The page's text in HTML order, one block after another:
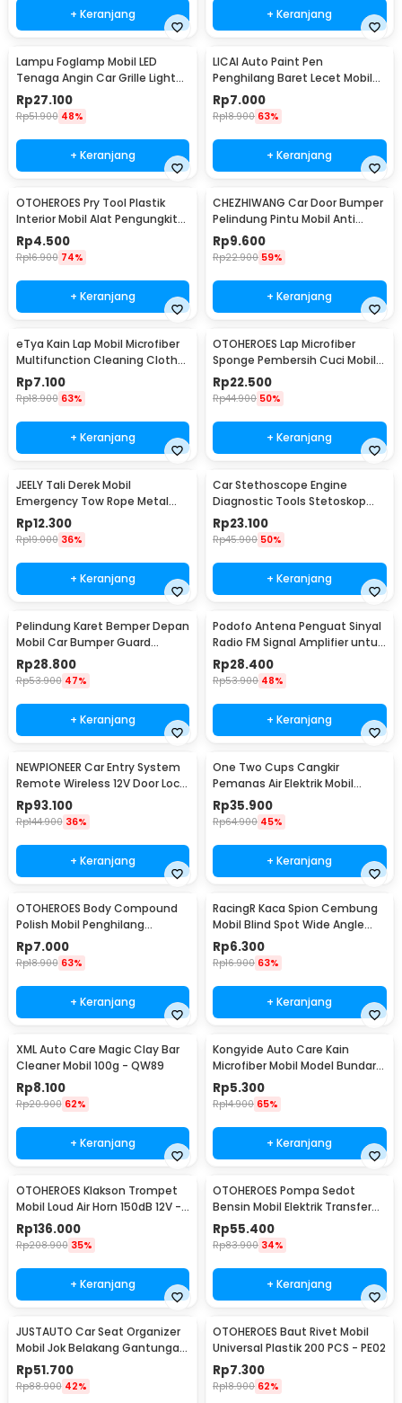
+ Keranjang + Keranjang
Lampu Foglamp Mobil LED
Tenaga Angin Car Grille Light
Wind Power 2 PCS - XY044
Rp27.100
Rp51.900 48%
+ Keranjang
LICAI Auto Paint Pen
Penghilang Baret Lecet Mobil
Scratch Removal 12ml
Rp7.000
Rp18.900 63%
+ Keranjang
OTOHEROES Pry Tool Plastik
Interior Mobil Alat Pengungkit
Set 4 PCS - AA16
Rp4.500
Rp16.900 74%
+ Keranjang
CHEZHIWANG Car Door Bumper
Pelindung Pintu Mobil Anti
Gores 8 PCS - HT-001
Rp9.600
Rp22.900 59%
+ Keranjang
eTya Kain Lap Mobil Microfiber
Multifunction Cleaning Cloth
30x39cm - H-10
Rp7.100
Rp18.900 63%
+ Keranjang
OTOHEROES Lap Microfiber
Sponge Pembersih Cuci Mobil
Motor - TP266
Rp22.500
Rp44.900 50%
+ Keranjang
JEELY Tali Derek Mobil
Emergency Tow Rope Metal
Buckle U-Type 2.7M - JL30
Rp12.300
Rp19.000 36%
+ Keranjang
Car Stethoscope Engine
Diagnostic Tools Stetoskop
Mesin Mobil - W80582
Rp23.100
Rp45.900 50%
+ Keranjang
Pelindung Karet Bemper Depan
Mobil Car Bumper Guard
57mm 2.5M
Rp28.800
Rp53.900 47%
+ Keranjang
Podofo Antena Penguat Sinyal
Radio FM Signal Amplifier untuk
Mobil - ANT-208
Rp28.400
Rp53.900 48%
+ Keranjang
NEWPIONEER Car Entry System
Remote Wireless 12V Door Lock
Mobil - CK18
Rp93.100
Rp144.900 36%
+ Keranjang
One Two Cups Cangkir
Pemanas Air Elektrik Mobil
Travel Mug 450ml - NJ88
Rp35.900
Rp64.900 45%
+ Keranjang
OTOHEROES Body Compound
Polish Mobil Penghilang
Goresan 15g with Spons - YYC-
508
Rp7.000
Rp18.900 63%
+ Keranjang
RacingR Kaca Spion Cembung
Mobil Blind Spot Wide Angle
50mm 2 Pcs - J0027
Rp6.300
Rp16.900 63%
+ Keranjang
XML Auto Care Magic Clay Bar
Cleaner Mobil 100g - QW89
Rp8.100
Rp20.900 62%
+ Keranjang
Kongyide Auto Care Kain
Microfiber Mobil Model Bundar -
L-20
Rp5.300
Rp14.900 65%
+ Keranjang
OTOHEROES Klakson Trompet
Mobil Loud Air Horn 150dB 12V -
JD4001
Rp136.000
Rp208.900 35%
+ Keranjang
OTOHEROES Pompa Sedot
Bensin Mobil Elektrik Transfer
Pump 38mm DC 12V - CT-14
Rp55.400
Rp83.900 34%
+ Keranjang
JUSTAUTO Car Seat Organizer
Mobil Jok Belakang Gantungan
Barang Tisu - Z-354
Rp51.700
Rp88.900 42%
OTOHEROES Baut Rivet Mobil
Universal Plastik 200 PCS - PE02
Rp7.300
Rp18.900 62%